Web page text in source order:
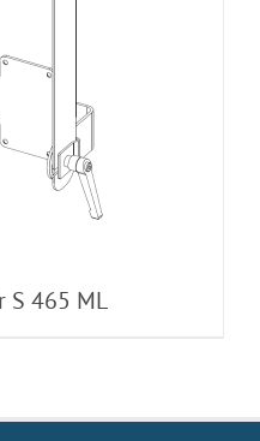
S 465 ML